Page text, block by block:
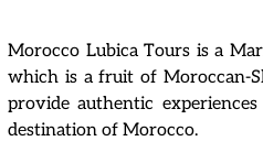
Morocco Lubica Tours is a
which is a fruit of Moroccan-
provide authentic
destination of Morocco.